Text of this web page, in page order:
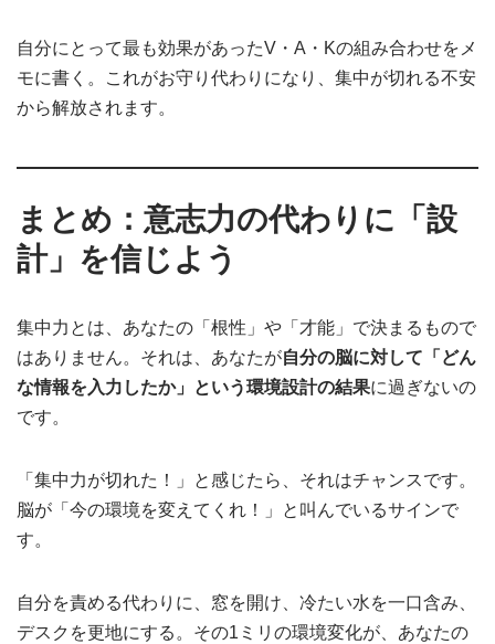
自分にとって最も効果があったV・A・Kの組み合わせをメ
モに書く。これがお守り代わりになり、集中が切れる不安
から解放されます。
まとめ：意志力の代わりに「設
計」を信じよう
集中力とは、あなたの「根性」や「才能」で決まるもので
はありません。それは、あなたが自分の脳に対して「どん
な情報を入力したか」という環境設計の結果に過ぎないの
です。
「集中力が切れた！」と感じたら、それはチャンスです。
脳が「今の環境を変えてくれ！」と叫んでいるサインで
す。
自分を責める代わりに、窓を開け、冷たい水を一口含み、
デスクを更地にする。その1ミリの環境変化が、あなたの